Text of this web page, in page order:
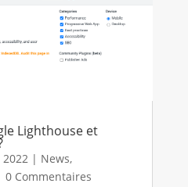
Lighthouse et
2022| News,
0 Commentaires